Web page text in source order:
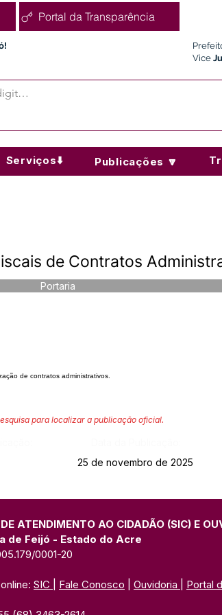
Portal da Transparência
Vice
Serviços⬇️ Publicações 🔽
de Contratos
Portaria
de contratos administrativos.
para localizar a publicação oficial.
25 de novembro de 2025
ATENDIMENTO AO CIDADÃO (SIC) E
de Feijó - Estado do Acre
0001-20
SIC Fale Conosco Ouvidoria Portal